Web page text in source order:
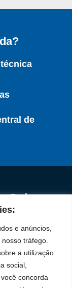
e anúncios,
tráfego.
a utilização
social,
concorda
de
Redes
Sociais
Youtube